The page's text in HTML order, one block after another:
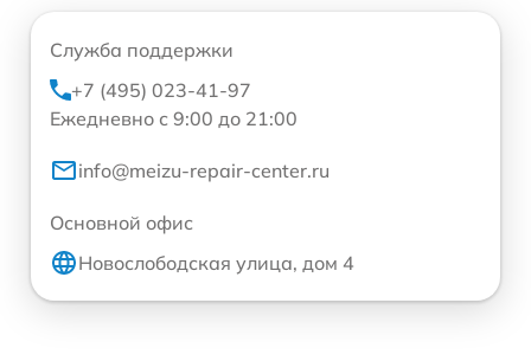
Служба поддержки
+7 (495) 023-41-97
Ежедневно с 9:00 до 21:00
info@meizu-repair-center.ru
Основной офис
Новослободская улица, дом 4